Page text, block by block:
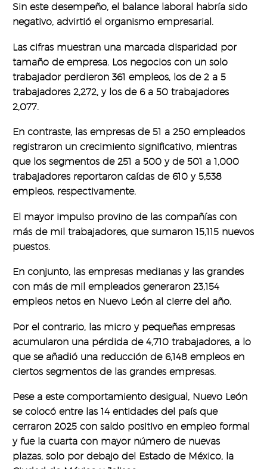
Sin este desempeño, el balance laboral habría sido
negativo, advirtió el organismo empresarial.
Las cifras muestran una marcada disparidad por
tamaño de empresa. Los negocios con un solo
trabajador perdieron 361 empleos, los de 2 a 5
trabajadores 2,272, y los de 6 a 50 trabajadores
2,077.
En contraste, las empresas de 51 a 250 empleados
registraron un crecimiento significativo, mientras
que los segmentos de 251 a 500 y de 501 a 1,000
trabajadores reportaron caídas de 610 y 5,538
empleos, respectivamente.
El mayor impulso provino de las compañías con
más de mil trabajadores, que sumaron 15,115 nuevos
puestos.
En conjunto, las empresas medianas y las grandes
con más de mil empleados generaron 23,154
empleos netos en Nuevo León al cierre del año.
Por el contrario, las micro y pequeñas empresas
acumularon una pérdida de 4,710 trabajadores, a lo
que se añadió una reducción de 6,148 empleos en
ciertos segmentos de las grandes empresas.
Pese a este comportamiento desigual, Nuevo León
se colocó entre las 14 entidades del país que
cerraron 2025 con saldo positivo en empleo formal
y fue la cuarta con mayor número de nuevas
plazas, solo por debajo del Estado de México, la